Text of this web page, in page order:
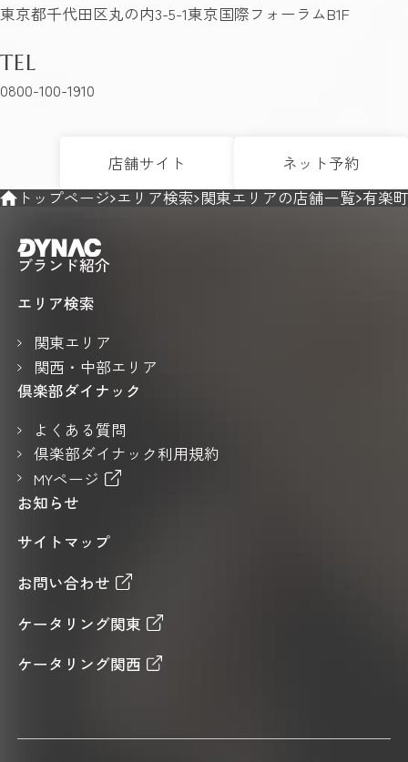
東京都千代田区丸の内3-5-1東京国際フォーラムB1F
TEL
0800-100-1910
店舗サイト
ネット予約
トップページ エリア検索 関東エリアの店舗一覧 有楽
ブランド紹介
エリア検索
関東エリア
関西・中部エリア
倶楽部ダイナック
よくある質問
倶楽部ダイナック利用規約
MYページ
お知らせ
サイトマップ
お問い合わせ
ケータリング関東
ケータリング関西